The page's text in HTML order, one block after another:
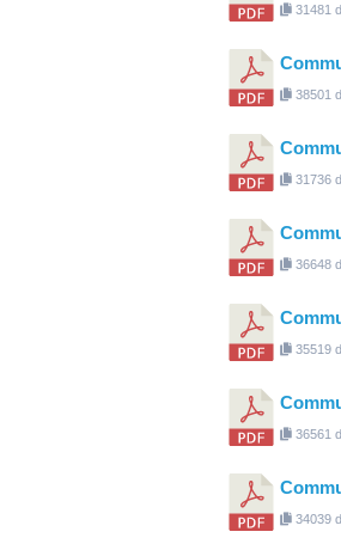
31481
38501
31736
36648
35519
36561
34039